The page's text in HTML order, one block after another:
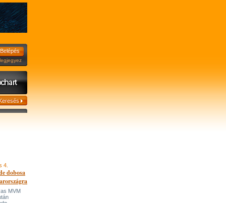
4.
dobosa
MVM